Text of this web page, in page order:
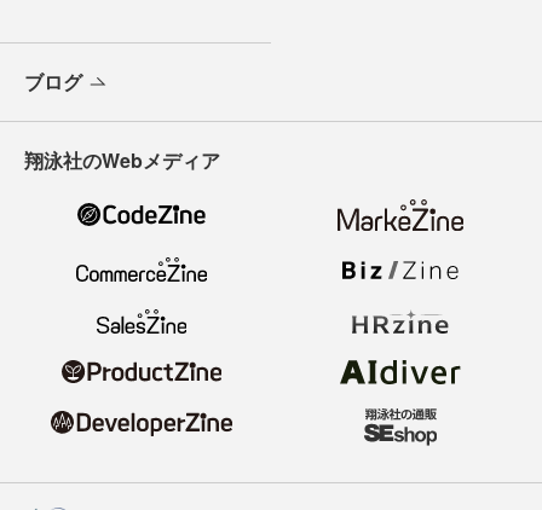
ブログ
翔泳社のWebメディア